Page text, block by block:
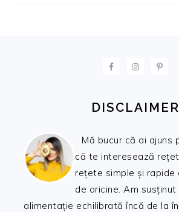
DISCLAIMER
Mă bucur că ai ajuns
că te interesează
rețete simple și
de oricine. Am
alimentație echilibrată încă de la